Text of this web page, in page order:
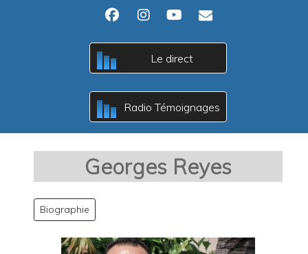
A
B
c Le direct
A
B
c Radio Témoignages
Georges Reyes
Biographie